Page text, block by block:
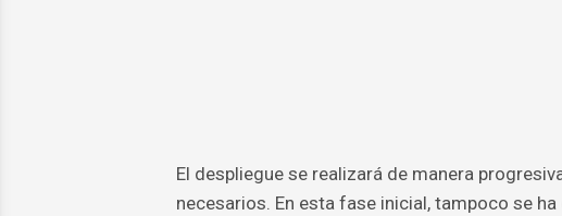
El despliegue se realizará de manera
necesarios. En esta fase inicial, tampoco se